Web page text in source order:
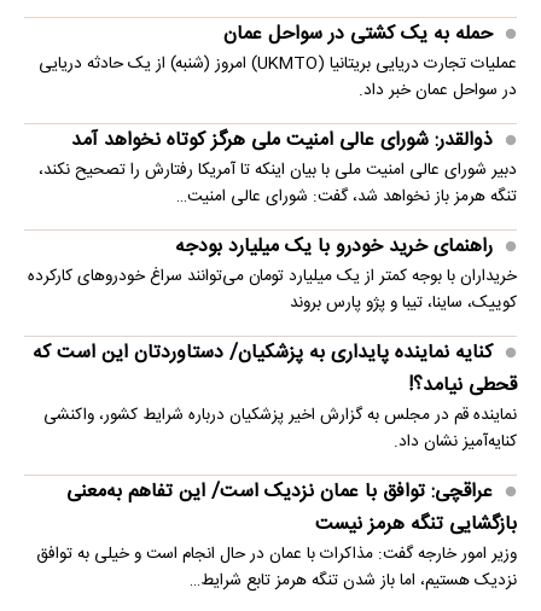
حمله به یک کشتی در سواحل عمان
عملیات تجارت دریایی بریتانیا (UKMTO) امروز (شنبه) از یک حادثه دریایی
در سواحل عمان خبر داد.
ذوالقدر: شورای عالی امنیت ملی هرگز کوتاه نخواهد آمد
دبیر شورای عالی امنیت ملی با بیان اینکه تا آمریکا رفتارش را تصحیح نکند،
تنگه هرمز باز نخواهد شد، گفت: شورای عالی امنیت…
راهنمای خرید خودرو با یک میلیارد بودجه
خریداران با بوجه کمتر از یک میلیارد تومان می‌توانند سراغ خودروهای کارکرده
کوییک، ساینا، تیبا و پژو پارس بروند
کنایه نماینده پایداری به پزشکیان/ دستاوردتان این است که
قحطی نیامد؟!
نماینده قم در مجلس به گزارش اخیر پزشکیان درباره شرایط کشور، واکنشی
کنایه‌آمیز نشان داد.
عراقچی: توافق با عمان نزدیک است/ این تفاهم به‌معنی
بازگشایی تنگه هرمز نیست
وزیر امور خارجه گفت: مذاکرات با عمان در حال انجام است و خیلی به توافق
نزدیک هستیم، اما باز شدن تنگه هرمز تابع شرایط…